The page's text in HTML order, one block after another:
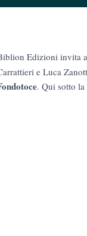
Edizioni invita
e Luca
. Qui sotto la